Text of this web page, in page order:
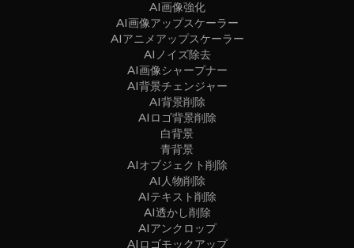
AI画像強化
AI画像アップスケーラー
AIアニメアップスケーラー
AIノイズ除去
AI画像シャープナー
AI背景チェンジャー
AI背景削除
AIロゴ背景削除
白背景
青背景
AIオブジェクト削除
AI人物削除
AIテキスト削除
AI透かし削除
AIアンクロップ
AIロゴモックアップ